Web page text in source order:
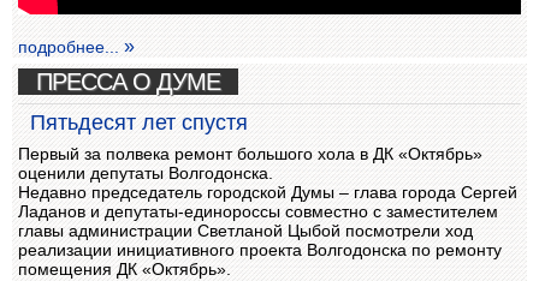
подробнее...
ПРЕССА О ДУМЕ
Пятьдесят лет спустя
Первый за полвека ремонт большого хола в ДК «Октябрь»
оценили депутаты Волгодонска.
Недавно председатель городской Думы – глава города Сергей
Ладанов и депутаты-единороссы совместно с заместителем
главы администрации Светланой Цыбой посмотрели ход
реализации инициативного проекта Волгодонска по ремонту
помещения ДК «Октябрь».